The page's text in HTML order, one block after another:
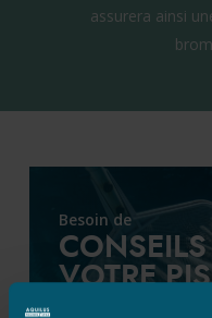
assurera ainsi
Besoin de
VOTRE